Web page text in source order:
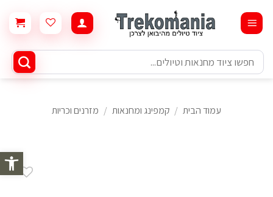
פתח
content
חיפוש
עבור:
עמוד הבית / קמפינג ומחנאות / מזרנים וכריות